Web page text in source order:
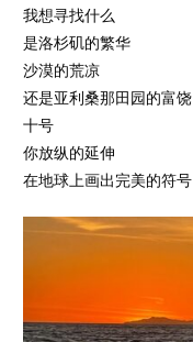
我想寻找什么
是洛杉矶的繁华
沙漠的荒凉
还是亚利桑那田园的富饶
十号
你放纵的延伸
在地球上画出完美的符号